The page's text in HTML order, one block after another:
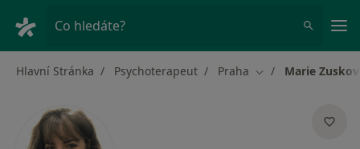
Co hledáte?
Hlavní Stránka Psychoterapeut Praha Změna města
Marie